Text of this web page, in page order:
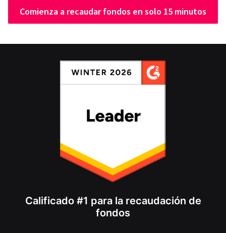
Comienza a recaudar fondos en solo 15 minutos
Calificado #1 para la recaudación de
fondos